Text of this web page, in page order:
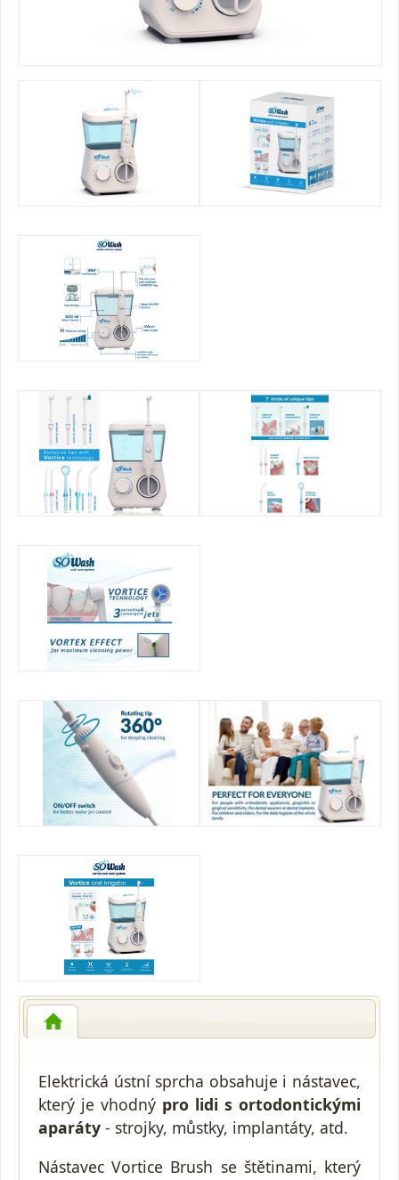
Elektrická ústní sprcha obsahuje i nástavec,
který je vhodný pro lidi s ortodontickými
aparáty - strojky, můstky, implantáty, atd.
Nástavec Vortice Brush se štětinami, který